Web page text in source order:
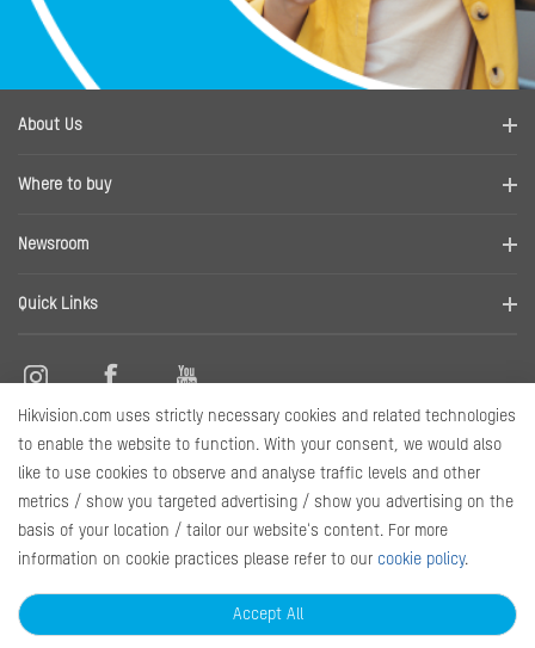
Hikvision.com uses strictly necessary cookies and related technologies
to enable the website to function. With your consent, we would also
like to use cookies to observe and analyse traffic levels and other
metrics / show you targeted advertising / show you advertising on the
basis of your location / tailor our website's content. For more
information on cookie practices please refer to our cookie policy.
Accept All
About Us
Where to buy
Newsroom
Quick Links
Contact Us
Subscribe Newsletter
Reserved.
General Terms of Use